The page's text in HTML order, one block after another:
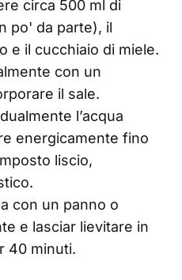
circa 500 ml di
po' da parte), il
e il cucchiaio di miele.
con un
il sale.
l’acqua
energicamente fino
liscio,
con un panno o
e lasciar lievitare in
40 minuti.